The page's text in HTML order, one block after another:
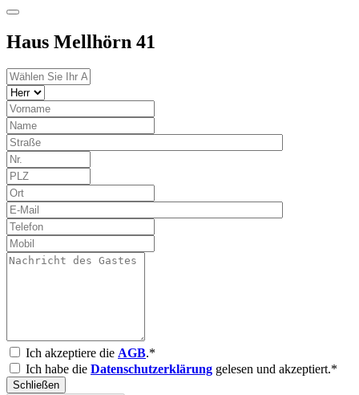
Haus Mellhörn 41
Ich akzeptiere die AGB.*
Ich habe die Datenschutzerklärung gelesen und akzeptiert.*
Schließen